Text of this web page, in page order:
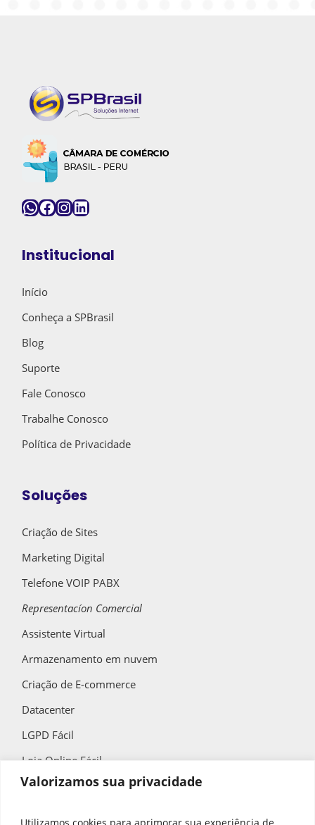
Valorizamos sua privacidade
Utilizamos cookies para aprimorar sua experiência de
WhatsApp
Facebook
Instagram
LinkedIn
Institucional
Início
Conheça a SPBrasil
Blog
Suporte
Fale Conosco
Trabalhe Conosco
Política de Privacidade
Soluções
Criação de Sites
Marketing Digital
Telefone VOIP PABX
Representacíon Comercial
Assistente Virtual
Armazenamento em nuvem
Criação de E-commerce
Datacenter
LGPD Fácil
Loja Online Fácil
QR Code Fácil